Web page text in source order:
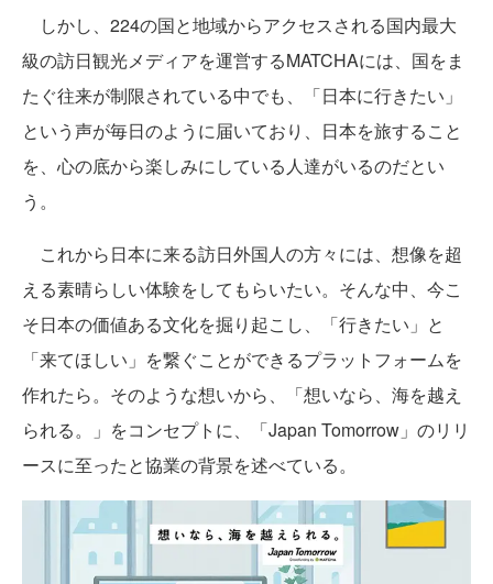
しかし、224の国と地域からアクセスされる国内最大
級の訪日観光メディアを運営するMATCHAには、国をま
たぐ往来が制限されている中でも、「日本に行きたい」
という声が毎日のように届いており、日本を旅すること
を、心の底から楽しみにしている人達がいるのだとい
う。
これから日本に来る訪日外国人の方々には、想像を超
える素晴らしい体験をしてもらいたい。そんな中、今こ
そ日本の価値ある文化を掘り起こし、「行きたい」と
「来てほしい」を繋ぐことができるプラットフォームを
作れたら。そのような想いから、「想いなら、海を越え
られる。」をコンセプトに、「Japan Tomorrow」のリリ
ースに至ったと協業の背景を述べている。